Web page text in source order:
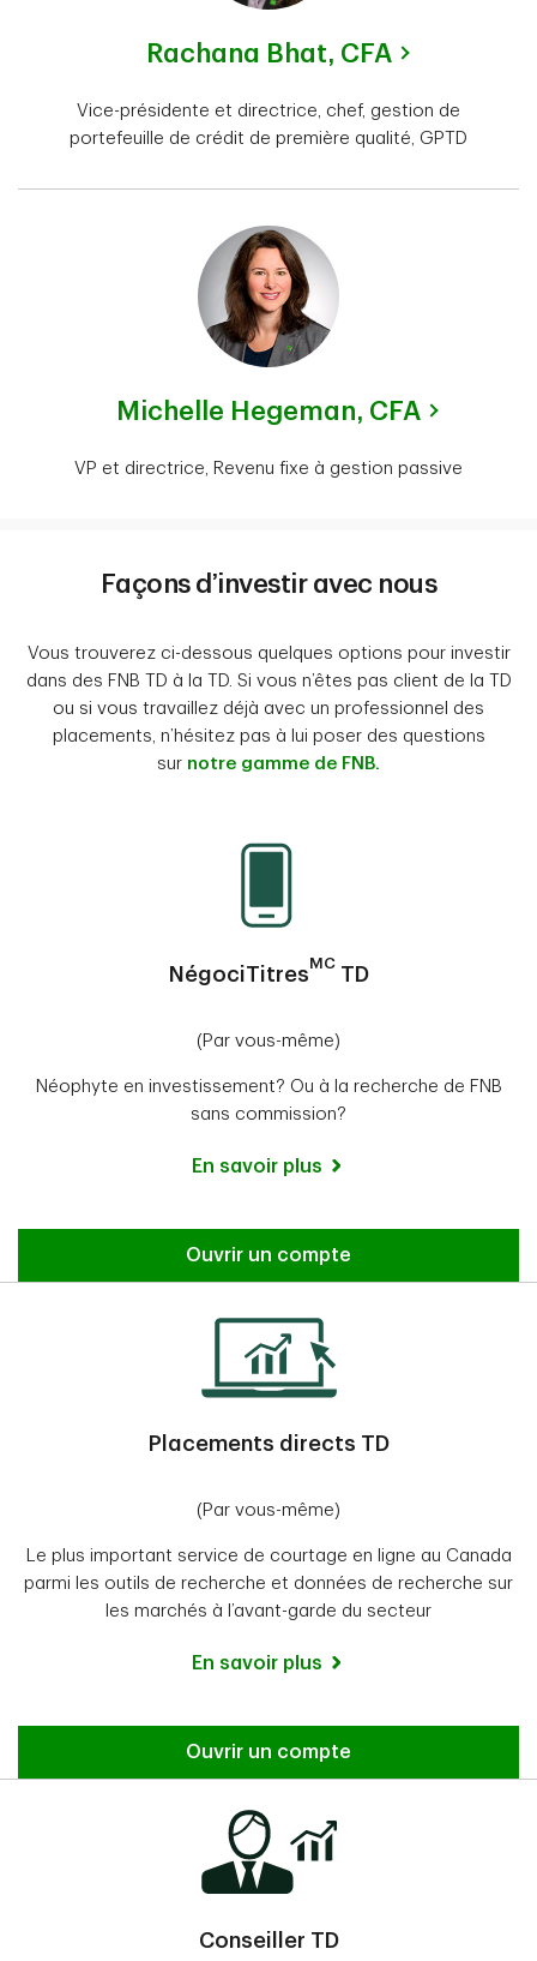
Rachana Bhat, CFA
Vice-présidente et directrice, chef, gestion de
portefeuille de crédit de première qualité, GPTD
Michelle Hegeman, CFA
VP et directrice, Revenu fixe à gestion passive
Façons d’investir avec nous
Vous trouverez ci-dessous quelques options pour investir
dans des FNB TD à la TD. Si vous n’êtes pas client de la TD
ou si vous travaillez déjà avec un professionnel des
placements, n’hésitez pas à lui poser des questions
sur notre gamme de FNB.
NégociTitres MC TD
(Par vous-même)
Néophyte en investissement? Ou à la recherche de FNB
sans commission?
En savoir plus
Ouvrir un compte
Placements directs TD
(Par vous-même)
Le plus important service de courtage en ligne au Canada
parmi les outils de recherche et données de recherche sur
les marchés à l’avant-garde du secteur
En savoir plus
Ouvrir un compte
Conseiller TD